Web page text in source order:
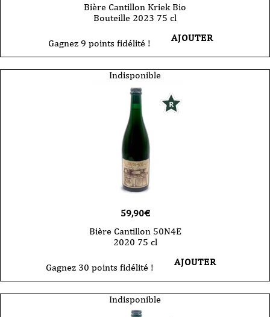
Bière Cantillon Kriek Bio
Bouteille 2023 75 cl
Gagnez 9 points fidélité ! AJOUTER
Indisponible
59,90€
Bière Cantillon 50N4E
2020 75 cl
Gagnez 30 points fidélité ! AJOUTER
Indisponible